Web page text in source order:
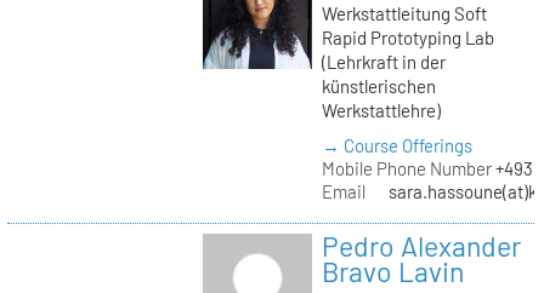
Werkstattleitung Soft
Rapid Prototyping Lab
(Lehrkraft in der
künstlerischen
Werkstattlehre)
→ Course Offerings
Mobile Phone Number
Email
Pedro Alexander
Bravo Lavin